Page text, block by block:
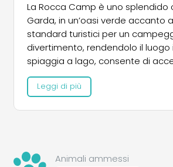
La Rocca Camp è uno
Garda, in un’oasi verde
standard turistici per un
divertimento, rendendolo il
spiaggia a lago, consente di
nel centro storico di Bardolino e
arrivare ai parchi tematici di
basket, calcetto, palestra, bici e
Leggi di più
Animali ammessi